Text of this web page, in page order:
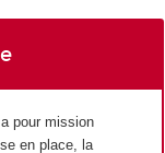
pour mission
en place, la